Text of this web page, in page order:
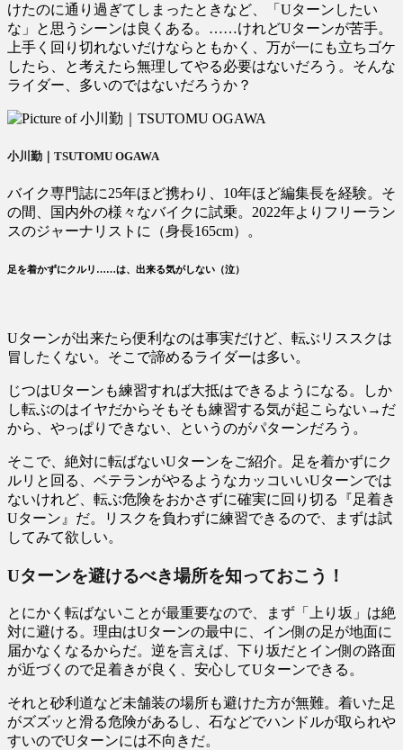
けたのに通り過ぎてしまったときなど、「Uターンしたい
な」と思うシーンは良くある。……けれどUターンが苦手。
上手く回り切れないだけならともかく、万が一にも立ちゴケ
したら、と考えたら無理してやる必要はないだろう。そんな
ライダー、多いのではないだろうか？
小川勤｜TSUTOMU OGAWA
バイク専門誌に25年ほど携わり、10年ほど編集長を経験。そ
の間、国内外の様々なバイクに試乗。2022年よりフリーラン
スのジャーナリストに（身長165cm）。
足を着かずにクルリ……は、出来る気がしない（泣）
Uターンが出来たら便利なのは事実だけど、転ぶリススクは
冒したくない。そこで諦めるライダーは多い。
じつはUターンも練習すれば大抵はできるようになる。しか
し転ぶのはイヤだからそもそも練習する気が起こらない→だ
から、やっぱりできない、というのがパターンだろう。
そこで、絶対に転ばないUターンをご紹介。足を着かずにク
ルリと回る、ベテランがやるようなカッコいいUターンでは
ないけれど、転ぶ危険をおかさずに確実に回り切る『足着き
Uターン』だ。リスクを負わずに練習できるので、まずは試
してみて欲しい。
Uターンを避けるべき場所を知っておこう！
とにかく転ばないことが最重要なので、まず「上り坂」は絶
対に避ける。理由はUターンの最中に、イン側の足が地面に
届かなくなるからだ。逆を言えば、下り坂だとイン側の路面
が近づくので足着きが良く、安心してUターンできる。
それと砂利道など未舗装の場所も避けた方が無難。着いた足
がズズッと滑る危険があるし、石などでハンドルが取られや
すいのでUターンには不向きだ。